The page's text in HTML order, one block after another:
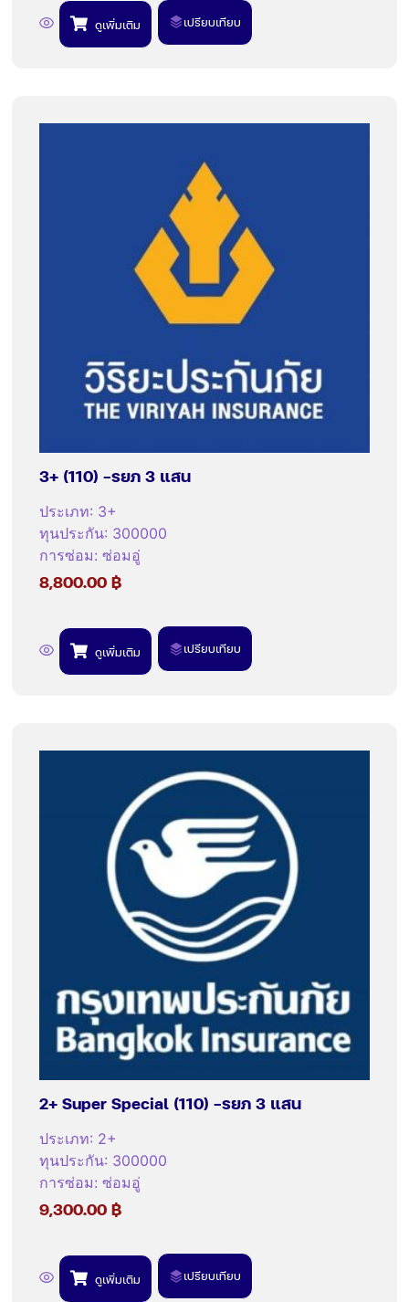
ดูเพิ่มเติม เปรียบเทียบ
3+ (110) -รยภ 3 แสน
ประเภท: 3+
ทุนประกัน: 300000
การซ่อม:ซ่อมอู่
8,800.00฿
ดูเพิ่มเติม เปรียบเทียบ
2+ Super Special (110) -รยภ 3 แสน
ประเภท: 2+
ทุนประกัน: 300000
การซ่อม:ซ่อมอู่
9,300.00฿
ดูเพิ่มเติม เปรียบเทียบ